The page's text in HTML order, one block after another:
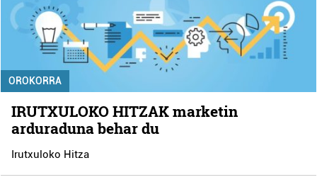
OROKORRA
IRUTXULOKO HITZAK marketin
arduraduna behar du
Irutxuloko Hitza